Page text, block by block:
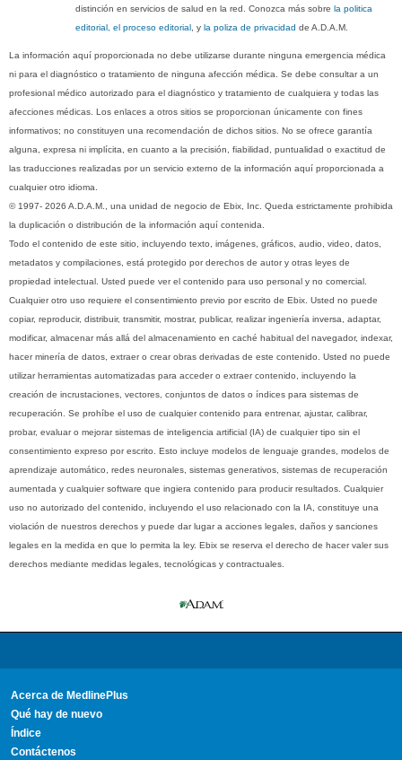
distinción en servicios de salud en la red. Conozca más sobrela politica
editorial, el proceso editorial , yla poliza de privacidad de A.D.A.M.
La información aquí proporcionada no debe utilizarse durante ninguna emergencia médica
ni para el diagnóstico o tratamiento de ninguna afección médica. Se debe consultar a un
profesional médico autorizado para el diagnóstico y tratamiento de cualquiera y todas las
afecciones médicas. Los enlaces a otros sitios se proporcionan únicamente con fines
informativos; no constituyen una recomendación de dichos sitios. No se ofrece garantía
alguna, expresa ni implícita, en cuanto a la precisión, fiabilidad, puntualidad o exactitud de
las traducciones realizadas por un servicio externo de la información aquí proporcionada a
cualquier otro idioma.
© 1997- 2026 A.D.A.M., una unidad de negocio de Ebix, Inc. Queda estrictamente prohibida
la duplicación o distribución de la información aquí contenida.
Todo el contenido de este sitio, incluyendo texto, imágenes, gráficos, audio, video, datos,
metadatos y compilaciones, está protegido por derechos de autor y otras leyes de
propiedad intelectual. Usted puede ver el contenido para uso personal y no comercial.
Cualquier otro uso requiere el consentimiento previo por escrito de Ebix. Usted no puede
copiar, reproducir, distribuir, transmitir, mostrar, publicar, realizar ingeniería inversa, adaptar,
modificar, almacenar más allá del almacenamiento en caché habitual del navegador, indexar,
hacer minería de datos, extraer o crear obras derivadas de este contenido. Usted no puede
utilizar herramientas automatizadas para acceder o extraer contenido, incluyendo la
creación de incrustaciones, vectores, conjuntos de datos o índices para sistemas de
recuperación. Se prohíbe el uso de cualquier contenido para entrenar, ajustar, calibrar,
probar, evaluar o mejorar sistemas de inteligencia artificial (IA) de cualquier tipo sin el
consentimiento expreso por escrito. Esto incluye modelos de lenguaje grandes, modelos de
aprendizaje automático, redes neuronales, sistemas generativos, sistemas de recuperación
aumentada y cualquier software que ingiera contenido para producir resultados. Cualquier
uso no autorizado del contenido, incluyendo el uso relacionado con la IA, constituye una
violación de nuestros derechos y puede dar lugar a acciones legales, daños y sanciones
legales en la medida en que lo permita la ley. Ebix se reserva el derecho de hacer valer sus
derechos mediante medidas legales, tecnológicas y contractuales.
Acerca de MedlinePlus
Qué hay de nuevo
Índice
Contáctenos